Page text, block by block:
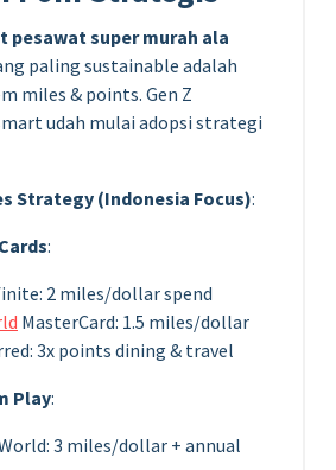
pesawat super murah ala
paling sustainable adalah
miles & points. Gen Z
udah mulai adopsi strategi
Strategy (Indonesia Focus):
:
2 miles/dollar spend
MasterCard: 1.5 miles/dollar
3x points dining & travel
Play:
3 miles/dollar + annual